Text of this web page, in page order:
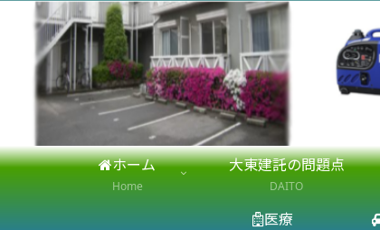
ホーム
Home
大東建託の問題点
DAITO
医療